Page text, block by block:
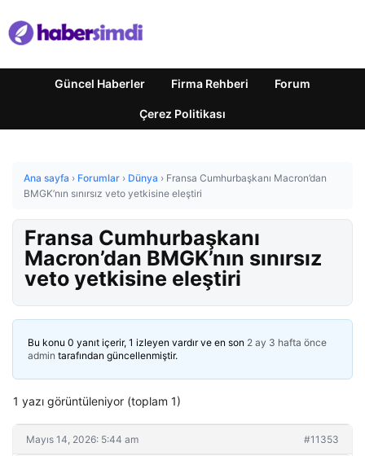
Güncel Haberler Firma Rehberi Forum
Çerez Politikası
Ana sayfa › Forumlar › Dünya › Fransa Cumhurbaşkanı Macron’dan
BMGK’nın sınırsız veto yetkisine eleştiri
Fransa Cumhurbaşkanı
Macron’dan BMGK’nın sınırsız
veto yetkisine eleştiri
Bu konu 0 yanıt içerir, 1 izleyen vardır ve en son 2 ay 3 hafta önce
admin tarafından güncellenmiştir.
1 yazı görüntüleniyor (toplam 1)
Mayıs 14, 2026: 5:44 am #11353